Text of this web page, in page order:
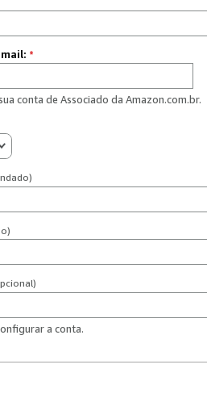
*
conta de Associado da Amazon.com.br.
a conta.